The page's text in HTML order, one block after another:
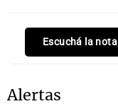
Escuchá la nota
Alertas